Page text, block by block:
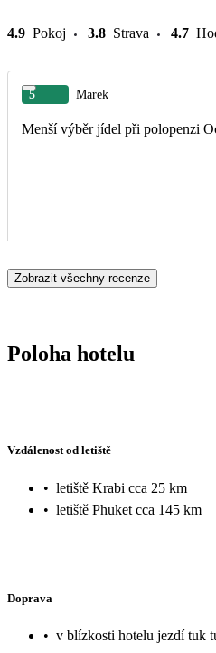
4.9 Pokoj 3.8 Strava 4.7
5 Marek
Zobrazit všechny recenze
Poloha hotelu
Vzdálenost od letiště
• letiště Krabi cca 25 km
• letiště Phuket cca 145 km
Doprava
• v blízkosti hotelu jezdí tuk